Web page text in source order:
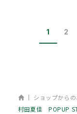
1 2
ホーム
ショップから
村田夏佳 POPUP